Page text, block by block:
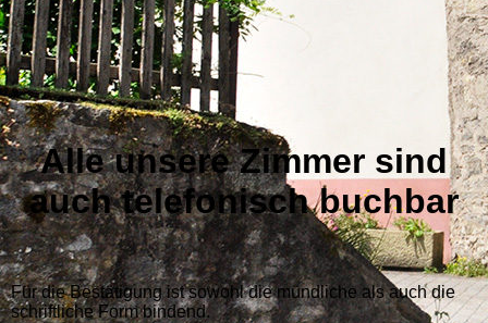
Alle unsere Zimmer sind
auch telefonisch buchbar
Für die Bestätigung ist sowohl die mündliche als auch die
schriftliche Form bindend.